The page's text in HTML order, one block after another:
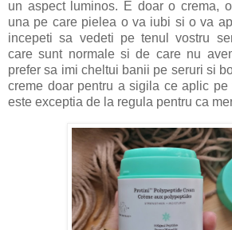
un aspect luminos. E doar o crema,
una pe care pielea o va iubi si o va
incepeti sa vedeti pe tenul vostru
care sunt normale si de care nu
prefer sa imi cheltui banii pe seruri si
creme doar pentru a sigila ce aplic pe
este exceptia de la regula pentru ca